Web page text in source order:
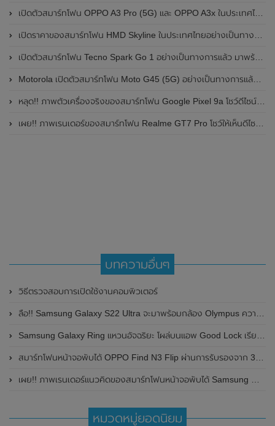
เปิดตัวสมาร์ทโฟน OPPO A3 Pro (5G) และ OPPO A3x ในประเทศไทยอย่างเป็นทางการแล้ว ในราคาเริ่มต้นเพียง 3,999 บาท
เปิดราคาของสมาร์ทโฟน HMD Skyline ในประเทศไทยอย่างเป็นทางการแล้ว ราคา 14,990 บาท
เปิดตัวสมาร์ทโฟน Tecno Spark Go 1 อย่างเป็นทางการแล้ว มาพร้อมหน้าจอแสดงผล LCD / 120Hz , แบตเตอรี่ 5,000mAh และใช้ชิปเซ็ต Unisoc
Motorola เปิดตัวสมาร์ทโฟน Moto G45 (5G) อย่างเป็นทางการแล้วในอินเดีย
หลุด!! ภาพตัวเครื่องจริงของสมาร์ทโฟน Google Pixel 9a โชว์ดีไซน์ใหม่ กล้องหลังแบนราบ ไม่มีกรอบของกล้องแล้ว
เผย!! ภาพเรนเดอร์ของสมาร์ทโฟน Realme GT7 Pro โชว์ให้เห็นดีไซน์ใหม่ พร้อมเผยรายละเอียดสเปกที่สำคัญบางส่วน
บทความอื่นๆ
วิธีตรวจสอบการเปิดใช้งานคอมพิวเตอร์
ลือ!! Samsung Galaxy S22 Ultra จะมาพร้อมกล้อง Olympus ความละเอียด 200MP , รองรับ S Pen ลุ้นเปิดตัวต้นปีหน้า 2022
Samsung Galaxy Ring แหวนอัจฉริยะ โผล่บนแอพ Good Lock เรียบร้อยแล้ว
สมาร์ทโฟนหน้าจอพับได้ OPPO Find N3 Flip ผ่านการรับรองจาก 3C ของประเทศจีนแล้ว มาพร้อมรองรับการชาร์จไวที่ 67W คาดเปิดตัวในเร็วๆนี้
เผย!! ภาพเรนเดอร์แนวคิดของสมาร์ทโฟนหน้าจอพับได้ Samsung Galaxy Z Fold 5 โชว์ดีไซน์เพรียวบาง และหน้าจอแสดงผลไร้รอยพับ
หมวดหมู่ยอดนิยม